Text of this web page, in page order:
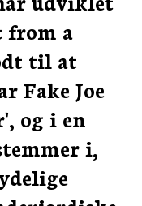
from a
til at
Fake Joe
og i en
i,